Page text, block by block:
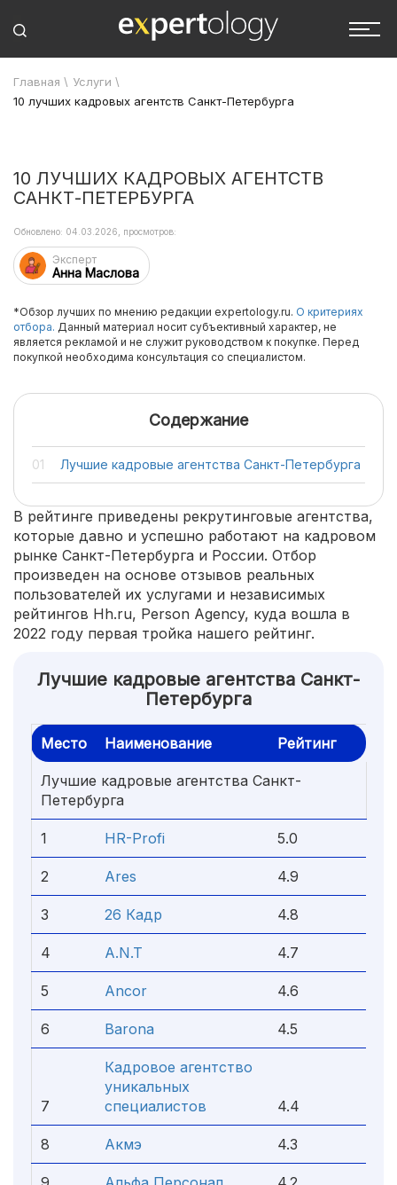
Главная \ Услуги \
10 лучших кадровых агентств Санкт-Петербурга
10 ЛУЧШИХ КАДРОВЫХ АГЕНТСТВ
САНКТ-ПЕТЕРБУРГА
Эксперт
Анна Маслова
Обновлено: 04.03.2026, просмотров:
*Обзор лучших по мнению редакции expertology.ru. О критериях
отбора. Данный материал носит субъективный характер, не
является рекламой и не служит руководством к покупке. Перед
покупкой необходима консультация со специалистом.
Содержание
Лучшие кадровые агентства Санкт-Петербурга
В рейтинге приведены рекрутинговые агентства,
которые давно и успешно работают на кадровом
рынке Санкт-Петербурга и России. Отбор
произведен на основе отзывов реальных
пользователей их услугами и независимых
рейтингов Hh.ru, Person Agency, куда вошла в
2022 году первая тройка нашего рейтинг.
Лучшие кадровые агентства Санкт-
Петербурга
Место Наименование Рейтинг
Лучшие кадровые агентства Санкт-
Петербурга
1 HR-Profi 5.0
2 Ares 4.9
3 26 Кадр 4.8
4 A.N.T 4.7
5 Ancor 4.6
6 Barona 4.5
7
Кадровое агентство
уникальных
специалистов
4.4
8 Акмэ 4.3